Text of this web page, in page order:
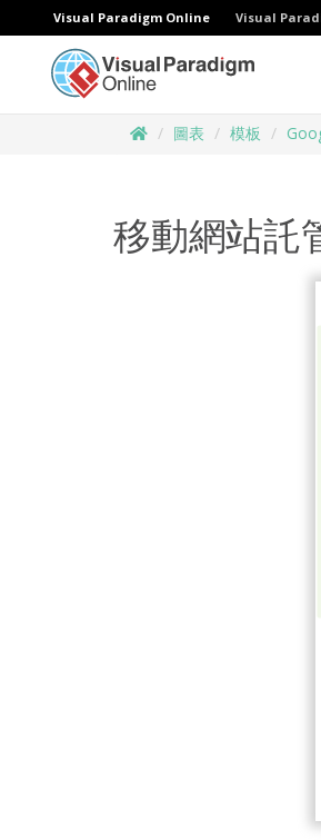
Visual Paradigm Online Visual
圖表 模板
移動網站託